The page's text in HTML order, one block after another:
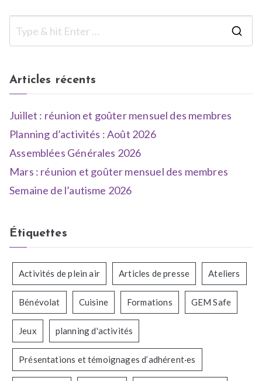
Articles récents
Juillet : réunion et goûter mensuel des membres
Planning d’activités : Août 2026
Assemblées Générales 2026
Mars : réunion et goûter mensuel des membres
Semaine de l’autisme 2026
Étiquettes
Activités de plein air Articles de presse Ateliers
Bénévolat Cuisine Formations GEM Safe
Jeux planning d'activités
Présentations et témoignages d’adhérent·es